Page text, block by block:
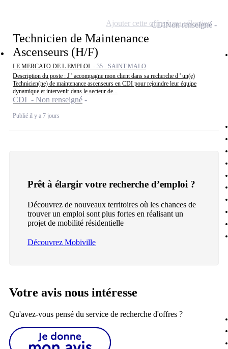
Technicien de Maintenance
Ascenseurs (H/F)
LE MERCATO DE L EMPLOI - 35 - SAINT-MALO
Description du poste : J ' accompagne mon client dans sa recherche d ' un(e)
Technicien(ne) de maintenance ascenseurs en CDI pour rejoindre leur équipe
dynamique et intervenir dans le secteur de...
CDI - Non renseigné
Publié il y a 7 jours
CDINon renseigné
Ajouter cette offre à ma sélection
Prêt à élargir votre recherche d’emploi ?
Découvrez de nouveaux territoires où les chances de
trouver un emploi sont plus fortes en réalisant un
projet de mobilité résidentielle
Découvrez Mobiville
Votre avis nous intéresse
Qu'avez-vous pensé du service de recherche d'offres ?